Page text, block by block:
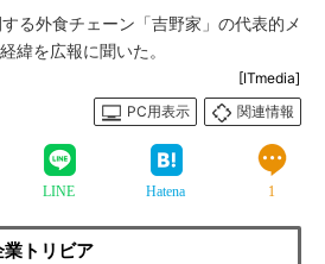
る外食チェーン「吉野家」の代表的メ
緯を広報に聞いた。
[ITmedia]
PC用表示
関連情報
LINE Hatena 1
トリビア